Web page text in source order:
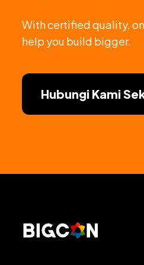
With certified quality,
help you build bigger.
Hubungi Kami